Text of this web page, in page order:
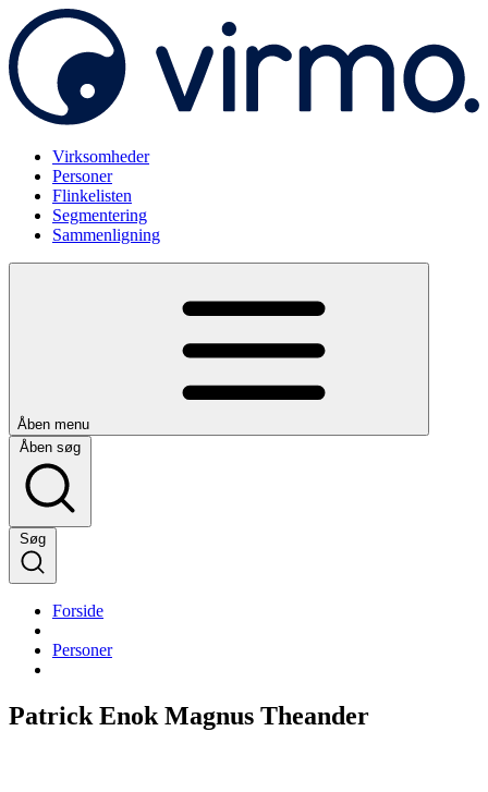
Virksomheder
Personer
Flinkelisten
Segmentering
Sammenligning
Åben menu
Åben søg
Søg
Forside
Personer
Patrick Enok Magnus Theander